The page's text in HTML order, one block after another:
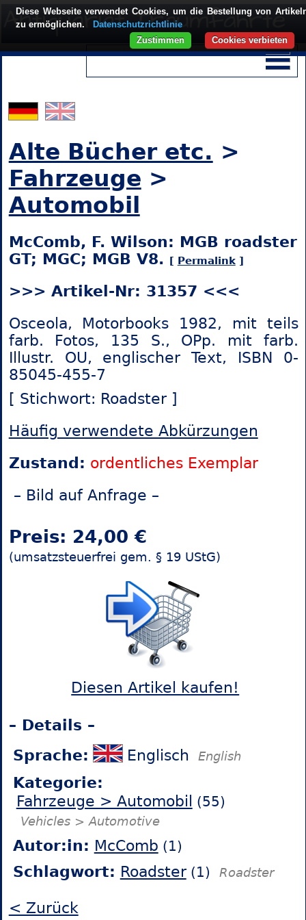
Alte Bücher etc. >
Fahrzeuge >
Automobil
McComb, F. Wilson: MGB roadster
GT; MGC; MGB V8. [ Permalink]
>>> Artikel-Nr: 31357 <<<
Osceola, Motorbooks 1982, mit teils
farb. Fotos, 135 S., OPp. mit farb.
Illustr. OU, englischer Text, ISBN 0-
85045-455-7
[ Stichwort: Roadster ]
Häufig verwendete Abkürzungen
Zustand: ordentliches Exemplar
– Bild auf Anfrage –
Preis: 24,00 €
(umsatzsteuerfrei gem. § 19 UStG)
Diesen Artikel kaufen!
– Details –
Sprache:
Englisch English
Kategorie:
Fahrzeuge > Automobil
(55)
Vehicles > Automotive
Autor:in: McComb (1)
Schlagwort: Roadster(1) Roadster
< Zurück
Diese Webseite verwendet Cookies, um die Bestellung von
zu ermöglichen.
Datenschutzrichtlinie
Cookies verbieten
Zustimmen